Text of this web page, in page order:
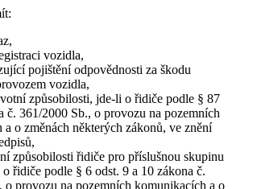
vozidla,
pojištění odpovědnosti za škodu
vozidla,
způsobilosti, jde-li o řidiče podle § 87
č. 361/2000 Sb., o provozu na pozemních
o změnách některých zákonů, ve znění
způsobilosti řidiče pro příslušnou skupinu
řidiče podle § 6 odst. 9 a 10 zákona č.
o provozu na pozemních komunikacích a o